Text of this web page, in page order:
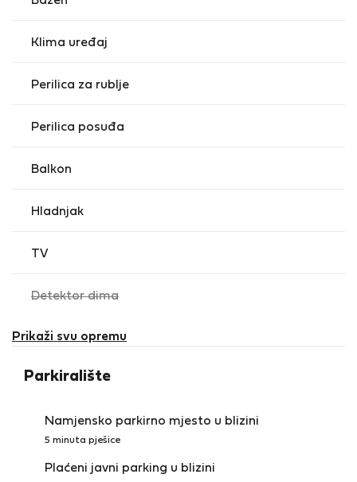
Funchal.
Klima uređaj
Perilica za rublje
Perilica posuđa
Balkon
Hladnjak
TV
Detektor dima,
Prikaži svu opremu
Parkiralište
Namjensko parkirno mjesto u blizini
5 minuta pješice
Plaćeni javni parking u blizini